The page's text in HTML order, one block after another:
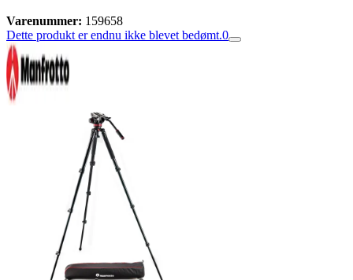
Varenummer: 159658
Dette produkt er endnu ikke blevet bedømt.0